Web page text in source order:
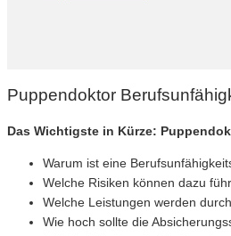
Puppendoktor
Das Wichtigste in Kürze:
Warum ist eine
Welche Risiken können dazu
Welche Leistungen werden
Wie hoch sollte die